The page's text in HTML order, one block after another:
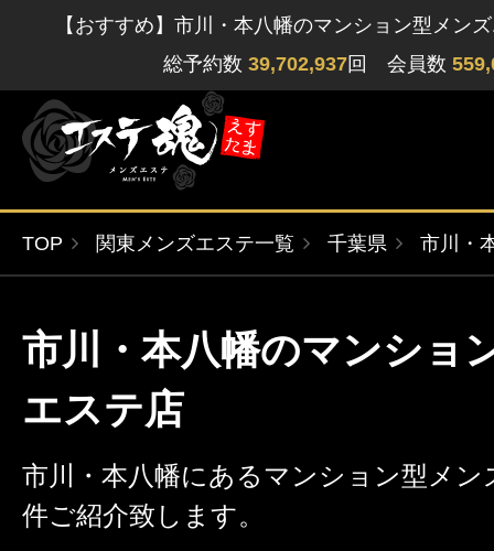
【おすすめ】市川・本八幡のマンション型メン
総予約数 39,702,937回 会員数
閲覧履歴
ゲストさん
北海道・東北版
無料会員登録
ログイン
激アツなお店を多数掲載！
TOP 関東メンズエステ一覧 千葉県 市川・
市川・本八幡のマンショ
エステ店
市川・本八幡にあるマンション型メン
件ご紹介致します。